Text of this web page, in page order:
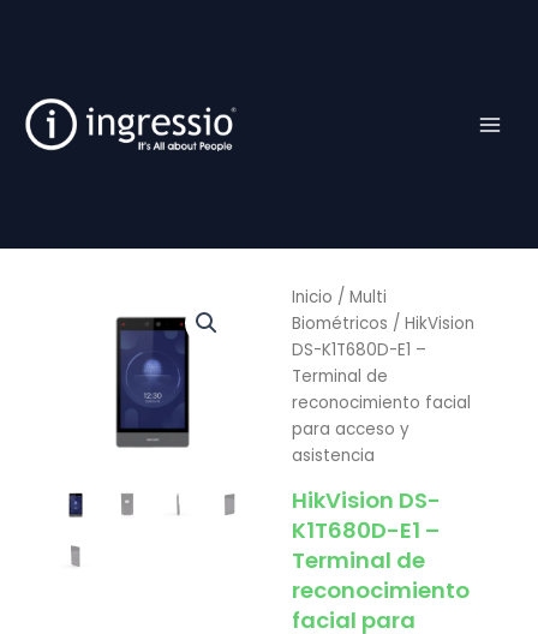
Inicio /Multi
Biométricos / HikVision
DS-K1T680D-E1 –
Terminal de
reconocimiento facial
para acceso y
asistencia
HikVision DS-
K1T680D-E1 –
Terminal de
reconocimiento
facial para